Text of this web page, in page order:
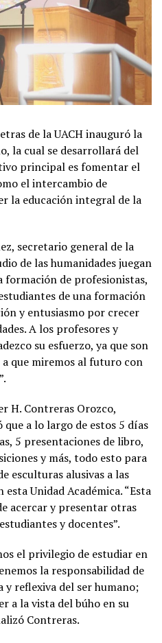
de la UACH inauguró la
la cual se desarrollará del
principal es fomentar el
el intercambio de
la educación integral de la
secretario general de la
de las humanidades juegan
de profesionistas,
de una formación
y entusiasmo por crecer
A los profesores y
su esfuerzo, ya que son
que miremos al futuro con
H. Contreras Orozco,
a lo largo de estos 5 días
5 presentaciones de libro,
y más, todo esto para
esculturas alusivas a las
Unidad Académica. “Esta
acercar y presentar otras
y docentes”.
el privilegio de estudiar en
la responsabilidad de
reflexiva del ser humano;
a la vista del búho en su
Contreras.